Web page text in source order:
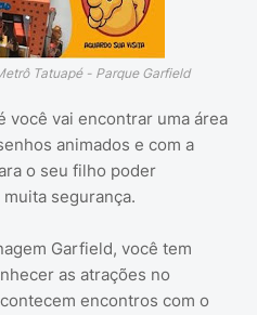
Tatuapé - Parque Garfield
você vai encontrar uma área
animados e com a
o seu filho poder
segurança.
Garfield, você tem
as atrações no
encontros com o